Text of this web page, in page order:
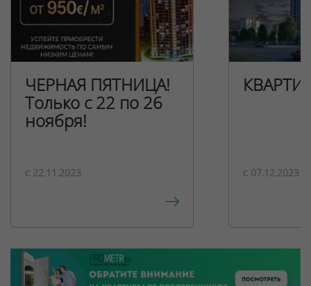
ЧЕРНАЯ ПЯТНИЦА!
Только с 22 по 26
ноября!
c 22.11.2023 c 07.12.2023